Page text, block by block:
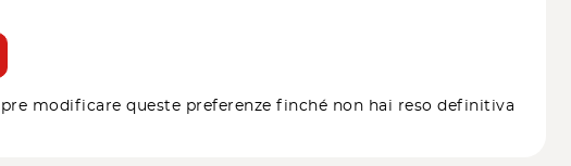
modificare queste preferenze finché non hai reso definitiva